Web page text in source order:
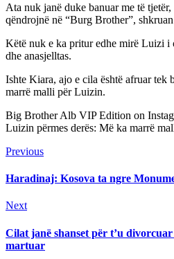
Ata nuk janë duke banuar me të
qëndrojnë në “Burg Brother”,
Këtë nuk e ka pritur edhe mirë Luizi
dhe anasjelltas.
Ishte Kiara, ajo e cila është afruar tek
marrë malli për Luizin.
Big Brother Alb VIP Edition on
Luizin përmes derës: Më ka marrë
Continue
Reading
PreviousPrevious
Haradinaj: Kosova ta ngre
NextNext
Cilat janë shanset për t’u
martuar